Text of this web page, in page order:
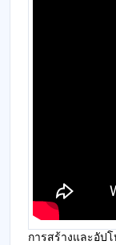
การสร้างและอัป